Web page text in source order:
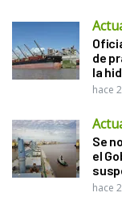
de
la
hace
Se
el
hace